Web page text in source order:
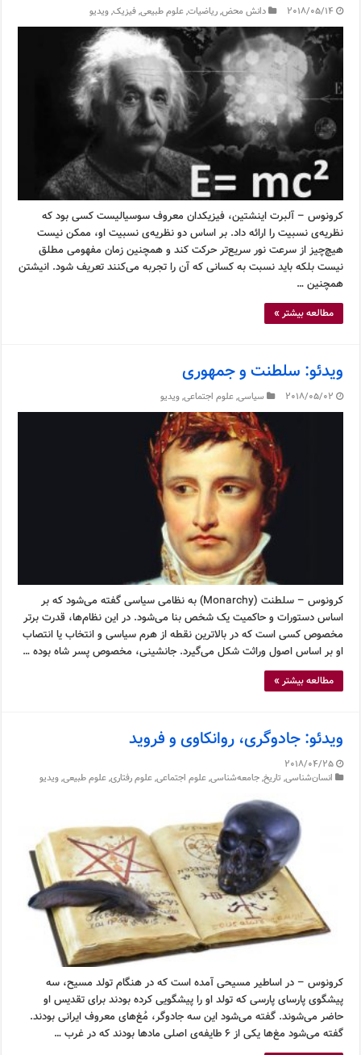
2018/05/14 دانش محض,ریاضیات,علوم طبیعی,فیزیک,ویدیو
کرونوس – آلبرت اینشتین، فیزیکدان معروف سوسیالیست کسی بود که
نظریه‌ی نسبیت را ارائه داد. بر اساس دو نظریه‌ی نسبیت او، ممکن نیست
هیچ‌چیز از سرعت نور سریع‌تر حرکت کند و همچنین زمان مفهومی مطلق
نیست بلکه باید نسبت به کسانی که آن را تجربه می‌کنند تعریف شود. انیشتن
همچنین …
مطالعه بیشتر »
ویدئو: سلطنت و جمهوری
2018/05/02 سیاسی,علوم اجتماعی,ویدیو
کرونوس – سلطنت (Monarchy) به نظامی سیاسی گفته می‌شود که بر
اساس دستورات و حاکمیت یک شخص بنا می‌شود. در این نظام‌ها، قدرت برتر
مخصوص کسی است که در بالاترین نقطه از هرم سیاسی و انتخاب یا انتصاب
او بر اساس اصول وراثت شکل می‌گیرد. جانشینی، مخصوص پسر شاه بوده …
مطالعه بیشتر »
ویدئو: جادوگری، روانکاوی و فروید
2018/04/25
انسان‌شناسی, تاریخ,جامعه‌شناسی,علوم اجتماعی,علوم رفتاری,علوم طبیعی,ویدیو
کرونوس – در اساطیر مسیحی آمده است که در هنگام تولد مسیح، سه
پیشگوی پارسای پارسی که تولد او را پیشگویی کرده بودند برای تقدیس او
حاضر می‌شوند. گفته می‌شود این سه جادوگر، مُغ‌های معروف ایرانی بودند.
گفته می‌شود مغ‌ها یکی از ۶ طایفه‌ی اصلی مادها بودند که در غرب …